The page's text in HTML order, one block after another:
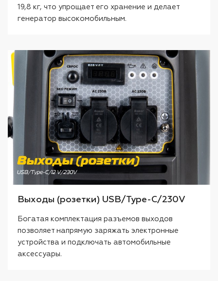
19,8 кг, что упрощает его хранение и делает
генератор высокомобильным.
Выходы (розетки) USB/Type-C/230V
Богатая комплектация разъемов выходов
позволяет напрямую заряжать электронные
устройства и подключать автомобильные
аксессуары.